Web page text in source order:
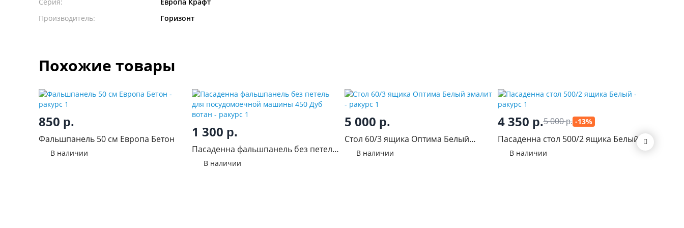
Производитель:
Горизонт
Похожие товары
850 р.
Фальшпанель 50 см Европа Бетон
В наличии
1 300 р.
Пасаденна фальшпанель без петель
для посудомоечной машины 450
В наличии
5 000 р.
Стол 60/3 ящика Оптима Белый
эмалит
В наличии
4 350 р.5 000р. -13%
Пасаденна стол 500/2 ящика Белый
В наличии